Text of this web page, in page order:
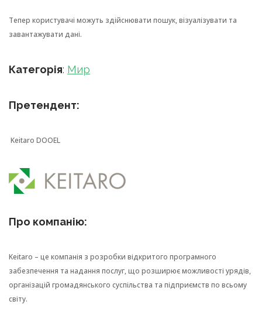
Тепер користувачі можуть здійснювати пошук, візуалізувати та
завантажувати дані.
Категорія: Мир
Претендент:
Keitaro DOOEL
Про компанію:
Keitaro – це компанія з розробки відкритого програмного
забезпечення та надання послуг, що розширює можливості урядів,
організацій громадянського суспільства та підприємств по всьому
світу.